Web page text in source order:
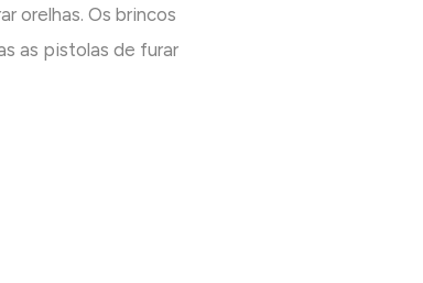
orelhas. Os brincos
as pistolas de furar